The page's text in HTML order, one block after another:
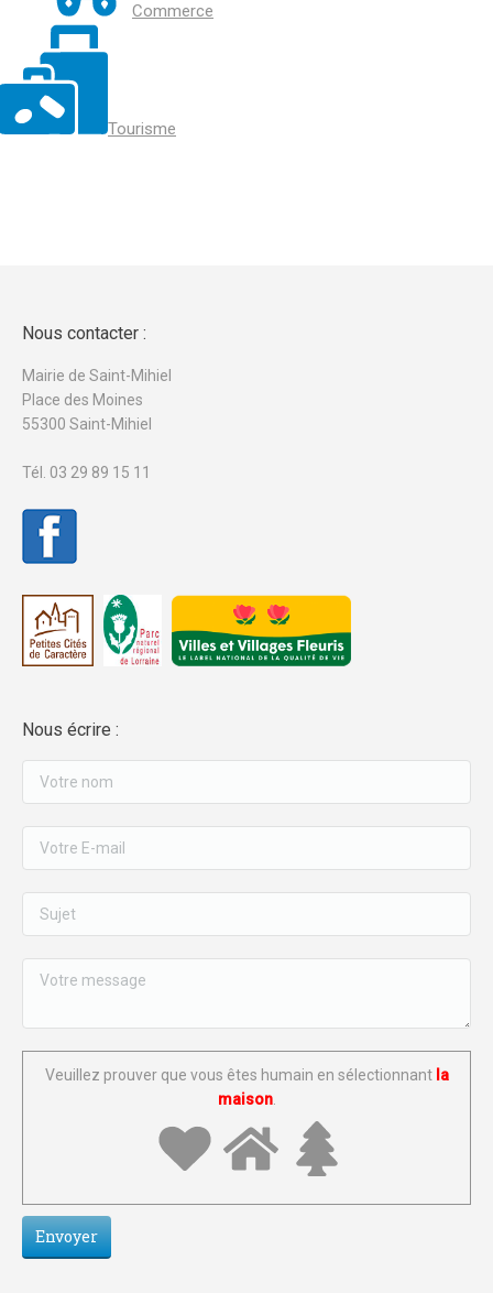
Commerce
Tourisme
Nous contacter :
Mairie de Saint-Mihiel
Place des Moines
55300 Saint-Mihiel
Tél. 03 29 89 15 11
Nous écrire :
Veuillez prouver que vous êtes humain en sélectionnantla
maison.